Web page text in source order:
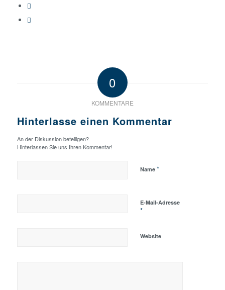
0
KOMMENTARE
Hinterlasse einen Kommentar
An der Diskussion beteiligen?
Hinterlassen Sie uns Ihren Kommentar!
Name *
E-Mail-Adresse
*
Website